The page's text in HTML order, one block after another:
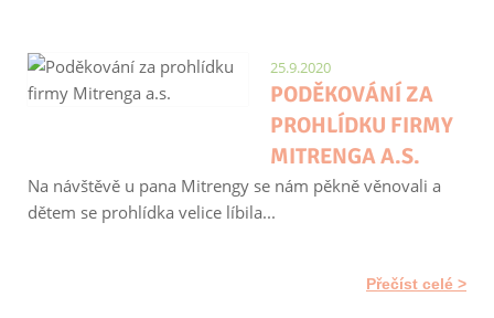
25.9.2020
PODĚKOVÁNÍ ZA
PROHLÍDKU FIRMY
MITRENGA A.S.
Na návštěvě u pana Mitrengy se nám pěkně věnovali a
dětem se prohlídka velice líbila...
Přečíst celé